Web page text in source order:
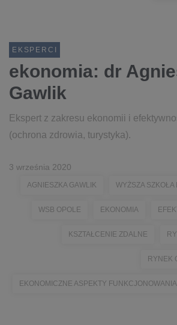
EKSPERCI
ekonomia: dr
Gawlik
Ekspert z zakresu ekonomii i
(ochrona zdrowia, turystyka).
3 września 2020
AGNIESZKA GAWLIK WYŻSZA SZKOŁA
WSB OPOLE EKONOMIA
KSZTAŁCENIE ZDALNE
RYNEK
EKONOMICZNE ASPEKTY